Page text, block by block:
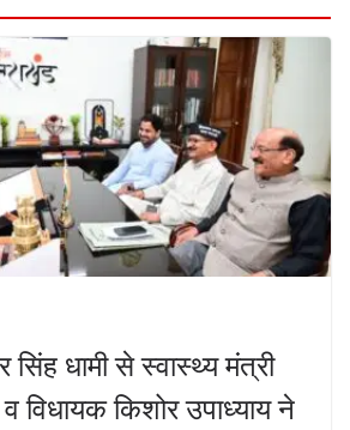
सिंह धामी से स्वास्थ्य मंत्री
विधायक किशोर उपाध्याय ने